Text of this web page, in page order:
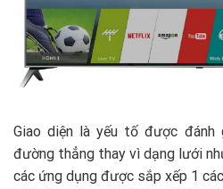
Giao diện là yếu tố được
đường thẳng thay vì dạng lưới
các ứng dụng được sắp xếp 1